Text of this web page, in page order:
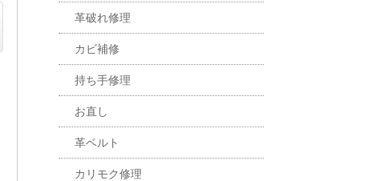
革破れ修理
カビ補修
持ち手修理
お直し
革ベルト
カリモク修理